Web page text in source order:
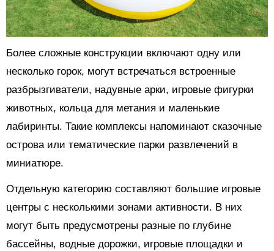
Более сложные конструкции включают одну или
несколько горок, могут встречаться встроенные
разбрызгиватели, надувные арки, игровые фигурки
животных, кольца для метания и маленькие
лабиринты. Такие комплексы напоминают сказочные
острова или тематические парки развлечений в
миниатюре.
Отдельную категорию составляют большие игровые
центры с несколькими зонами активности. В них
могут быть предусмотрены разные по глубине
бассейны, водные дорожки, игровые площадки и